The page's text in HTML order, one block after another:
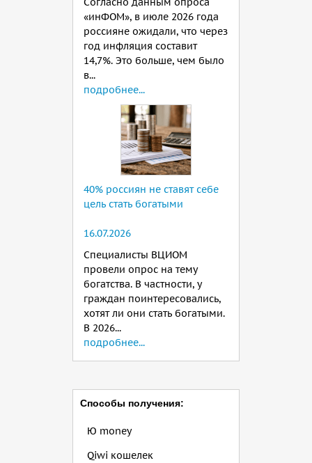
«инФОМ», в июле 2026 года
россияне ожидали, что через
год инфляция составит
14,7%. Это больше, чем было
в...
подробнее...
40% россиян не ставят себе
цель стать богатыми
16.07.2026
Специалисты ВЦИОМ
провели опрос на тему
богатства. В частности, у
граждан поинтересовались,
хотят ли они стать богатыми.
В 2026...
подробнее...
Способы получения:
Ю money
Qiwi кошелек